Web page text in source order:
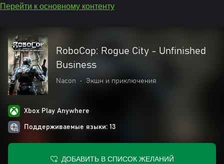
Перейти к основному контенту
RoboCop: Rogue City - Unfinished
Business
Nacon • Экшн и приключения
Xbox Play Anywhere
Поддерживаемые языки: 13
ДОБАВИТЬ В СПИСОК ЖЕЛАНИЙ